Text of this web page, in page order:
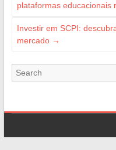
plataformas educacionais
Investir em SCPI:
mercado →